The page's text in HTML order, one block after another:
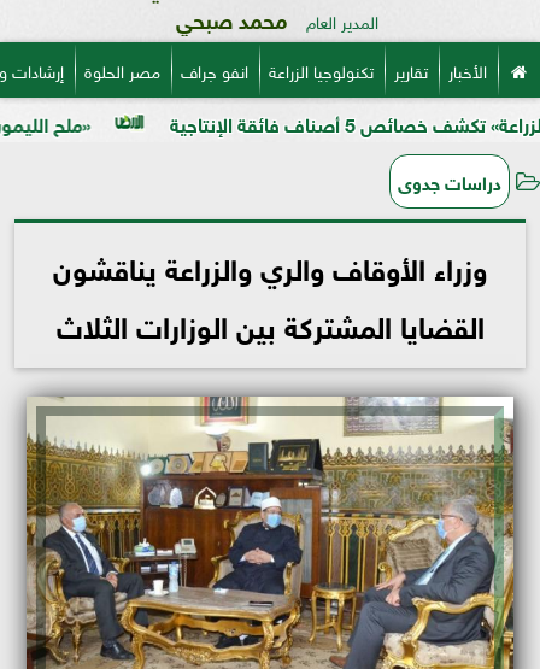
المدير العام محمد صبحي
الأخبار تقارير تكنولوجيا الزراعة انفو جراف مصر الحلوة
«ملح الليمون».. الإنتاجية
دراسات جدوى
وزراء الأوقاف والري والزراعة يناقشون
القضايا المشتركة بين الوزارات الثلاث